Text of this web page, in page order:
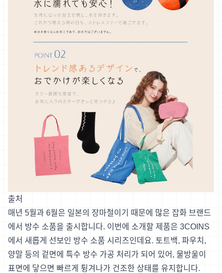
출처
매년 5월과 6월은 일본의 장마철이기 때문에 많은 잡화 브랜드
에서 방수 소품을 출시합니다. 이번에 소개할 제품은 3COINS
에서 새롭게 선보인 방수 소품 시리즈인데요. 토트백, 파우치,
양말 등의 겉면에 특수 방수 가공 처리가 되어 있어, 물방울이
표면에 닿으면 빠르게 튕겨나가 건조한 상태를 유지합니다.